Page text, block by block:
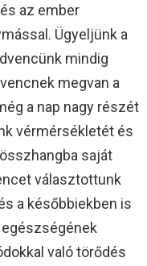
az ember
Ügyeljünk a
mindig
megvan a
a nap nagy részét
vérmérsékletét és
saját
választottunk
a későbbiekben is
való törődés